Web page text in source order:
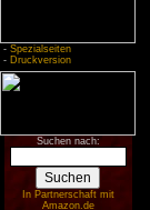
- Spezialseiten
- Druckversion
Suchen nach:
In Partnerschaft mit
Amazon.de